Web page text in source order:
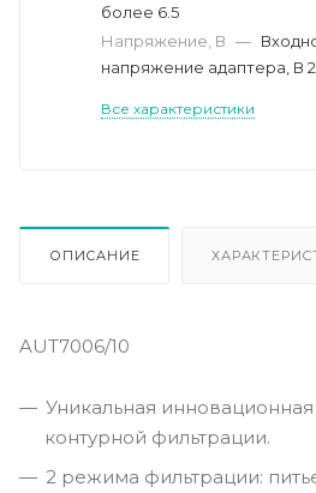
более 6.5
Напряжение, В —
напряжение адаптера, В
Все характеристики
ОПИСАНИЕ
AUT7006/10
Уникальная инновационная
контурной фильтрации.
2 режима фильтрации: